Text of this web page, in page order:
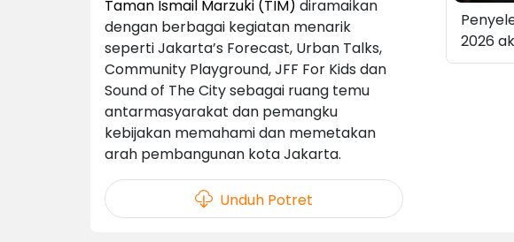
Taman Ismail Marzuki (TIM) diramaikan
dengan berbagai kegiatan menarik
seperti Jakarta’s Forecast, Urban Talks,
Community Playground, JFF For Kids dan
Sound of The City sebagai ruang temu
antarmasyarakat dan pemangku
kebijakan memahami dan memetakan
arah pembangunan kota Jakarta.
Unduh Potret
2026